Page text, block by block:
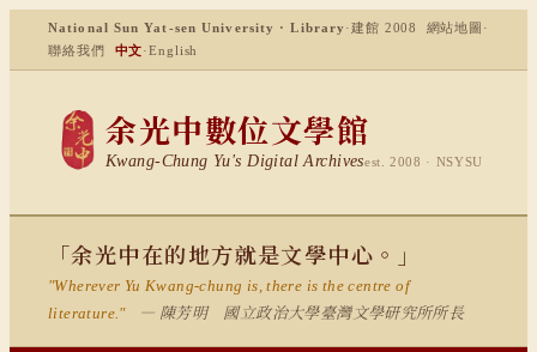
National Sun Yat-sen University · Library ·建館 2008 網站地圖 ·
聯絡我們
中文·English
余光中數位文學館
Kwang-Chung Yu's Digital Archivesest. 2008 · NSYSU
「余光中在的地方就是文學中心。」
"Wherever Yu Kwang-chung is, there is the centre of
literature."
— 陳芳明 國立政治大學臺灣文學研究所所長